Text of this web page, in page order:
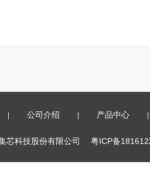
| 公司介绍 | 产品中心 |
芯科技股份有限公司 粤ICP备